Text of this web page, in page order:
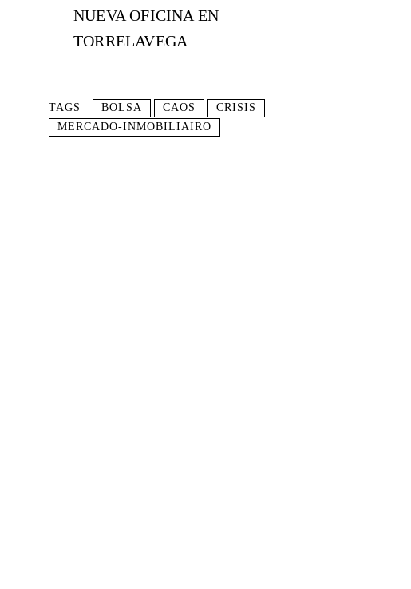
NUEVA OFICINA EN
TORRELAVEGA
TAGS BOLSA CAOS
CRISIS
MERCADO-INMOBILIAIRO